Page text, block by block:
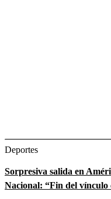
Deportes
Sorpresiva salida en
Nacional: “Fin del vínculo